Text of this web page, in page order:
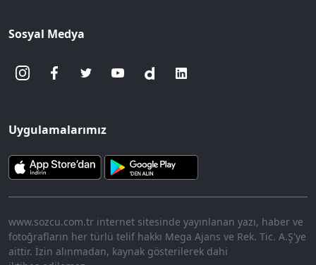
Sosyal Medya
Uygulamalarımız
www.sozcu.com.tr internet sitesinde yayınlanan yazı, haber ve
fotoğrafların her türlü telif hakkı Mega Ajans ve Rek. Tic. A.Ş'ye
aittir. İzin alınmadan, kaynak gösterilerek dahi